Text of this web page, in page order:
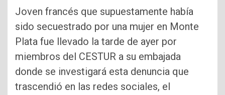
Joven francés que supuestamente había
sido secuestrado por una mujer en Monte
Plata fue llevado la tarde de ayer por
miembros del CESTUR a su embajada
donde se investigará esta denuncia que
trascendió en las redes sociales, el